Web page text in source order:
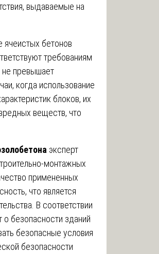
выдаваемые на
ячеистых бетонов
требованиям
превышает
когда использование
блоков, их
веществ, что
эксперт
монтажных
примененных
что является
В соответствии
безопасности зданий
безопасные условия
безопасности